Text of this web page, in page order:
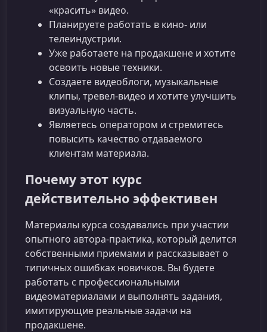
«красить» видео.
Планируете работать в кино- или
телеиндустрии.
Уже работаете на продакшене и хотите
освоить новые техники.
Создаете видеоблоги, музыкальные
клипы, тревел-видео и хотите улучшить
визуальную часть.
Являетесь оператором и стремитесь
повысить качество отдаваемого
клиентам материала.
Почему этот курс
действительно эффективен
Материалы курса создавались при участии
опытного автора-практика, который делится
собственными приемами и рассказывает о
типичных ошибках новичков. Вы будете
работать с профессиональными
видеоматериалами и выполнять задания,
имитирующие реальные задачи на
продакшене.